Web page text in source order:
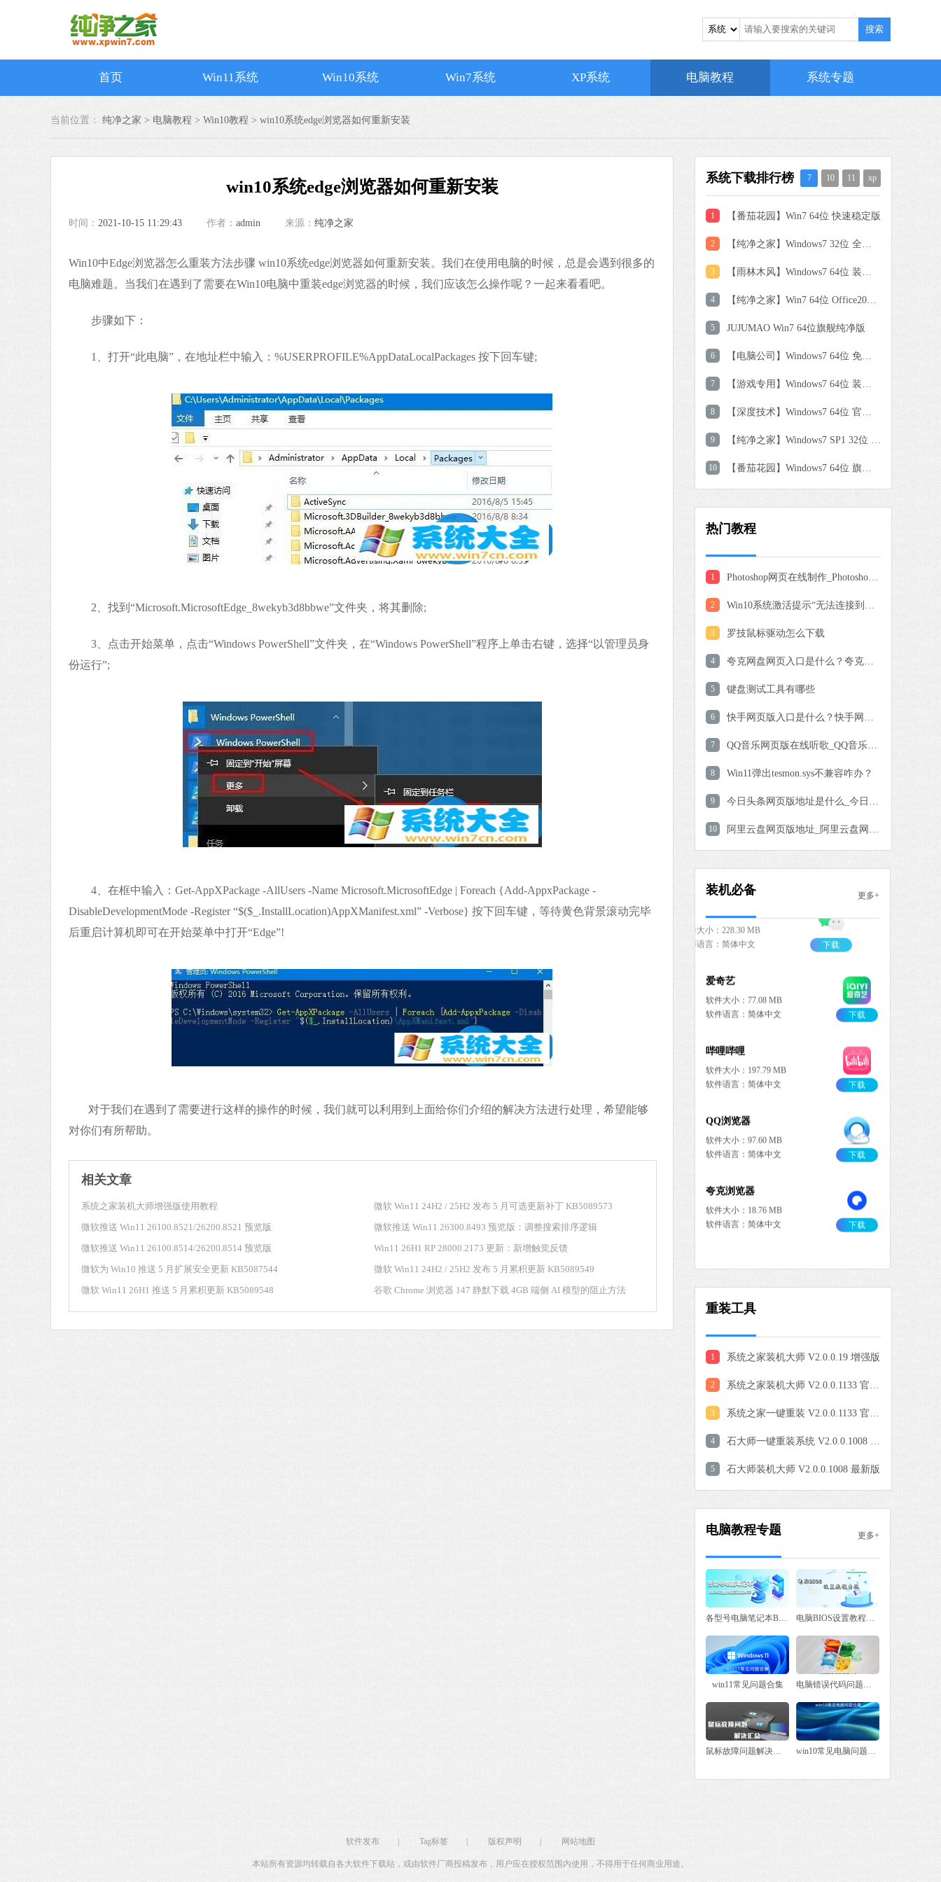
搜索
首页 Win11系统 Win10系统 Win7系统 XP系统 电脑教程 系统专题
当前位置： 纯净之家 > 电脑教程 > Win10教程 > win10系统edge浏览器如何重新安装
win10系统edge浏览器如何重新安装
时间： 2021-10-15 11:29:43 作者： admin 来源： 纯净之家
Win10中Edge浏览器怎么重装方法步骤 win10系统edge浏览器如何重新安装。我们在使用电脑的时候，总是会遇到很多的
电脑难题。当我们在遇到了需要在Win10电脑中重装edge浏览器的时候，我们应该怎么操作呢？一起来看看吧。
步骤如下：
1、打开“此电脑”，在地址栏中输入：%USERPROFILE%AppDataLocalPackages 按下回车键;
2、找到“Microsoft.MicrosoftEdge_8wekyb3d8bbwe”文件夹，将其删除;
3、点击开始菜单，点击“Windows PowerShell”文件夹，在“Windows PowerShell”程序上单击右键，选择“以管理员身
份运行”;
4、在框中输入：Get-AppXPackage -AllUsers -Name Microsoft.MicrosoftEdge | Foreach {Add-AppxPackage -
DisableDevelopmentMode -Register “$($_.InstallLocation)AppXManifest.xml” -Verbose} 按下回车键，等待黄色背景滚动完毕
后重启计算机即可在开始菜单中打开“Edge”!
对于我们在遇到了需要进行这样的操作的时候，我们就可以利用到上面给你们介绍的解决方法进行处理，希望能够
对你们有所帮助。
相关文章
系统之家装机大师增强版使用教程
微软 Win11 24H2 / 25H2 发布 5 月可选更新补丁 KB5089573
微软推送 Win11 26100.8521/26200.8521 预览版
微软推送 Win11 26300.8493 预览版：调整搜索排序逻辑
微软推送 Win11 26100.8514/26200.8514 预览版
Win11 26H1 RP 28000.2173 更新：新增触觉反馈
微软为 Win10 推送 5 月扩展安全更新 KB5087544
微软 Win11 24H2 / 25H2 发布 5 月累积更新 KB5089549
微软 Win11 26H1 推送 5 月累积更新 KB5089548
谷歌 Chrome 浏览器 147 静默下载 4GB 端侧 AI 模型的阻止方法
系统下载排行榜 7 10 11 xp
1 【番茄花园】Win7 64位 快速稳定版
2 【纯净之家】Windows7 32位 全新纯净版
3 【雨林木风】Windows7 64位 装机旗舰版
4 【纯净之家】Win7 64位 Office2007 办公旗舰版
5 JUJUMAO Win7 64位旗舰纯净版
6 【电脑公司】Windows7 64位 免费旗舰版
7 【游戏专用】Windows7 64位 装机旗舰版
8 【深度技术】Windows7 64位 官方旗舰版
9 【纯净之家】Windows7 SP1 32位 全补丁旗舰版
10 【番茄花园】Windows7 64位 旗舰装机版
热门教程
1 Photoshop网页在线制作_Photoshop网页版入口地址分享
2 Win10系统激活提示“无法连接到你组织的激活服务器”怎么办
3 罗技鼠标驱动怎么下载
4 夸克网盘网页入口是什么？夸克网盘网页版网址分享
5 键盘测试工具有哪些
6 快手网页版入口是什么？快手网页版地址分享
7 QQ音乐网页版在线听歌_QQ音乐网页版网址链接分享
8 Win11弹出tesmon.sys不兼容咋办？
9 今日头条网页版地址是什么_今日头条网页版入口网址分享
10 阿里云盘网页版地址_阿里云盘网页版入口网址分享
装机必备 更多+
软件语言：简体中文
下载
驱动人生
软件大小：59.8 MB
下载
搜狗输入法
软件大小：191.39 MB
软件大小：75.29 MB
爱奇艺
QQ浏览器
软件语言：简体中文
夸克浏览器
软件大小：18.76 MB
软件语言：简体中文
驱动人生
软件大小：59.8 MB
软件语言：简体中文
搜狗输入法
软件大小：191.39 MB
软件语言：简体中文
微信
爱奇艺
软件语言：简体中文
软件语言：简体中文
重装工具
1 系统之家装机大师 V2.0.0.19 增强版
2 系统之家装机大师 V2.0.0.1133 官方版
3 系统之家一键重装 V2.0.0.1133 官方版
4 石大师一键重装系统 V2.0.0.1008 官方版
5 石大师装机大师 V2.0.0.1008 最新版
电脑教程专题 更多+
各型号电脑笔记本BIOS设置U盘启动项教学 电脑BIOS设置教程专栏
win11常见问题合集 电脑错误代码问题大全
鼠标故障问题解决汇总 win10常见电脑问题合集
软件发布 Tag标签 版权声明 网站地图
本站所有资源均转载自各大软件下载站，或由软件厂商投稿发布，用户应在授权范围内使用，不得用于任何商业用途。